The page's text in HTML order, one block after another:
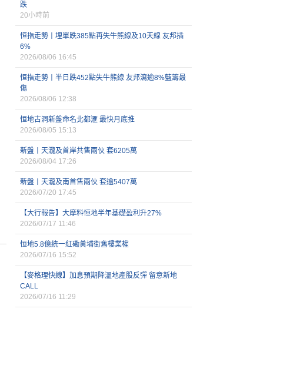
跌
20小時前
恒指走勢丨埋單跌385點再失牛熊線及10天線 友邦插
6%
2026/08/06 16:45
恒指走勢丨半日跌452點失牛熊線 友邦瀉逾8%藍籌最
傷
2026/08/06 12:38
恒地古洞新盤命名北都滙 最快月底推
2026/08/05 15:13
新盤丨天瀧及首岸共售兩伙 套6205萬
2026/08/04 17:26
新盤丨天瀧及南首售兩伙 套逾5407萬
2026/07/20 17:45
【大行報告】大摩料恒地半年基礎盈利升27%
2026/07/17 11:46
恒地5.8億統一紅磡黃埔街舊樓業權
2026/07/16 15:52
【麥格理快線】加息預期降溫地產股反彈 留意新地
CALL
2026/07/16 11:29